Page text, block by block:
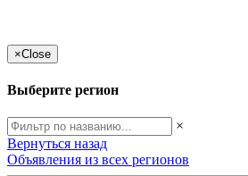
×Close
Выберите регион
×
Вернуться назад
Объявления из всех регионов